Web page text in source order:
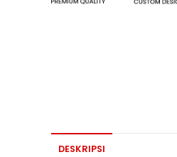
DESKRIPSI